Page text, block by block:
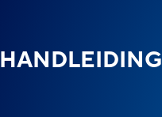
HANDLEIDING